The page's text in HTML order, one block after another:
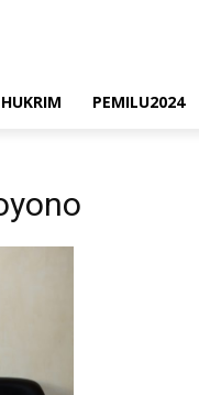
HUKRIM PEMILU2024